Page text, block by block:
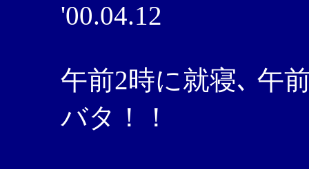
'00.04.12
午前2時に就寝､ 午
バタ！！